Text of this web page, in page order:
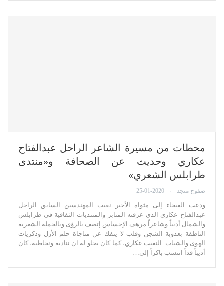
محطات من مسيرة الشاعر الراحل عبدالفتاح
عكاري وحديث عن الصحافة و«منتدى
طرابلس الشعري»
صفوح منجد 25-01-2020
ودعت الفيحاء إلى مثواه الأخير نقيب المهندسين السابق الراحل
عبدالفتاح عكاري الذي عرفته المنابر والمنتديات الثقافية في طرابلس
والشمال أديباً وشاعراً مرهف الإحساس إتصف بالرؤى وبالجملة الشعرية
الناطقة بعذوبة الشجن وقلب لا ينفك عن مناجاة حلم الأزل وذكريات
الهوى والشباب. النقيب عكاري، كما كان يحلو له ان نناديه ونخاطبه، كان
أديباً فذاً انتسب باكراً إلى…